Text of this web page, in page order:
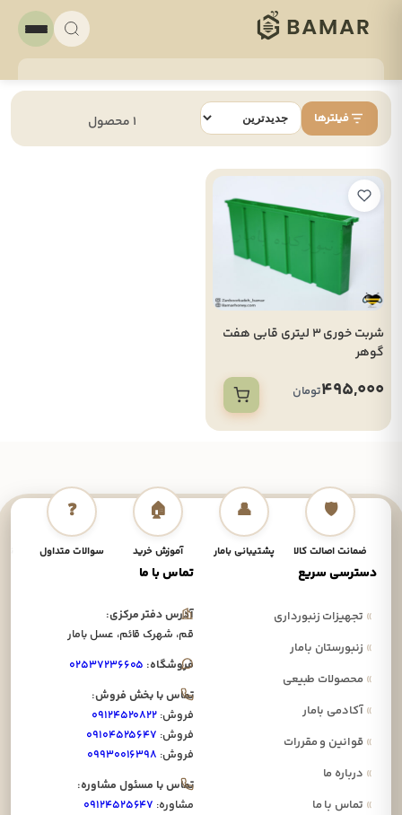
فیلترها
شربت خوری 3 لیتری قابی هفت
گوهر
495,000تومان
🛡️
ضمانت اصالت کالا
👤
پشتیبانی بامار
🏠
آموزش خرید
❓
سوالات متداول
دسترسی سریع
»تجهیزات زنبورداری
»زنبورستان بامار
»محصولات طبیعی
»آکادمی بامار
»قوانین و مقررات
»درباره ما
»تماس با ما
تماس با ما
آدرس دفتر مرکزی:
قم، شهرک قائم، عسل بامار
فروشگاه: ۰۲۵۳۷۲۳۶۶۰۵
تماس با بخش فروش:
فروش: ۰۹۱۲۴۵۲۰۸۲۲
فروش: ۰۹۱۰۴۵۲۵۶۴۷
فروش: ۰۹۹۳۰۰۱۶۳۹۸
تماس با مسئول مشاوره:
مشاوره: ۰۹۱۲۴۵۲۵۶۴۷